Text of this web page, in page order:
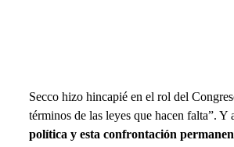
Secco hizo hincapié en el rol del
términos de las leyes que hacen falta”. Y
política y esta confrontación